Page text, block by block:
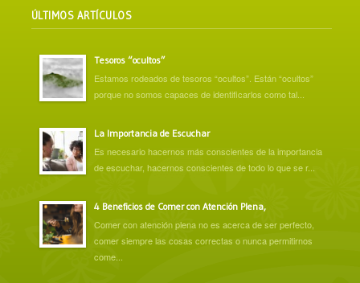
ÚLTIMOS ARTÍCULOS
Tesoros “ocultos”
Estamos rodeados de tesoros “ocultos”. Están “ocultos”
porque no somos capaces de identificarlos como tal...
La Importancia de Escuchar
Es necesario hacernos más conscientes de la importancia
de escuchar, hacernos conscientes de todo lo que se r...
4 Beneficios de Comer con Atención Plena,
Comer con atención plena no es acerca de ser perfecto,
comer siempre las cosas correctas o nunca permitirnos
come...